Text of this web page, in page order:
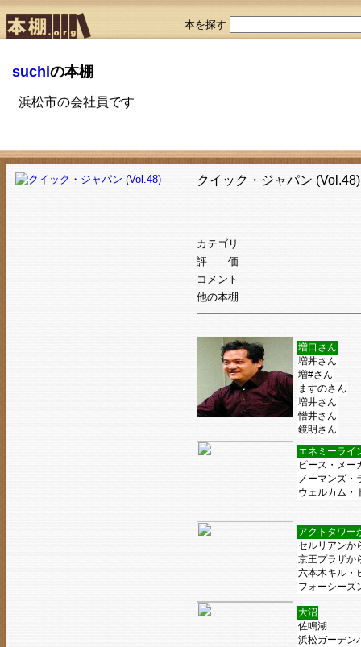
本を探す
suchiの本棚
浜松市の会社員です
クイック・ジャパン (Vol.48)
カテゴリ
評 価
コメント
他の本棚
増口さん
増丼さん
増#さん
ますのさん
増井さん
憎井さん
鏡明さん
エネミーライ
ピース・メー
ノーマンズ・
ウェルカム・
アクトタワー
セルリアンか
京王プラザか
六本木キル・
フォーシーズ
大沼
佐鳴湖
浜松ガーデン